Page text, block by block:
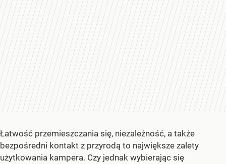
Łatwość przemieszczania się, niezależność, a także
bezpośredni kontakt z przyrodą to największe zalety
użytkowania kampera. Czy jednak wybierając się